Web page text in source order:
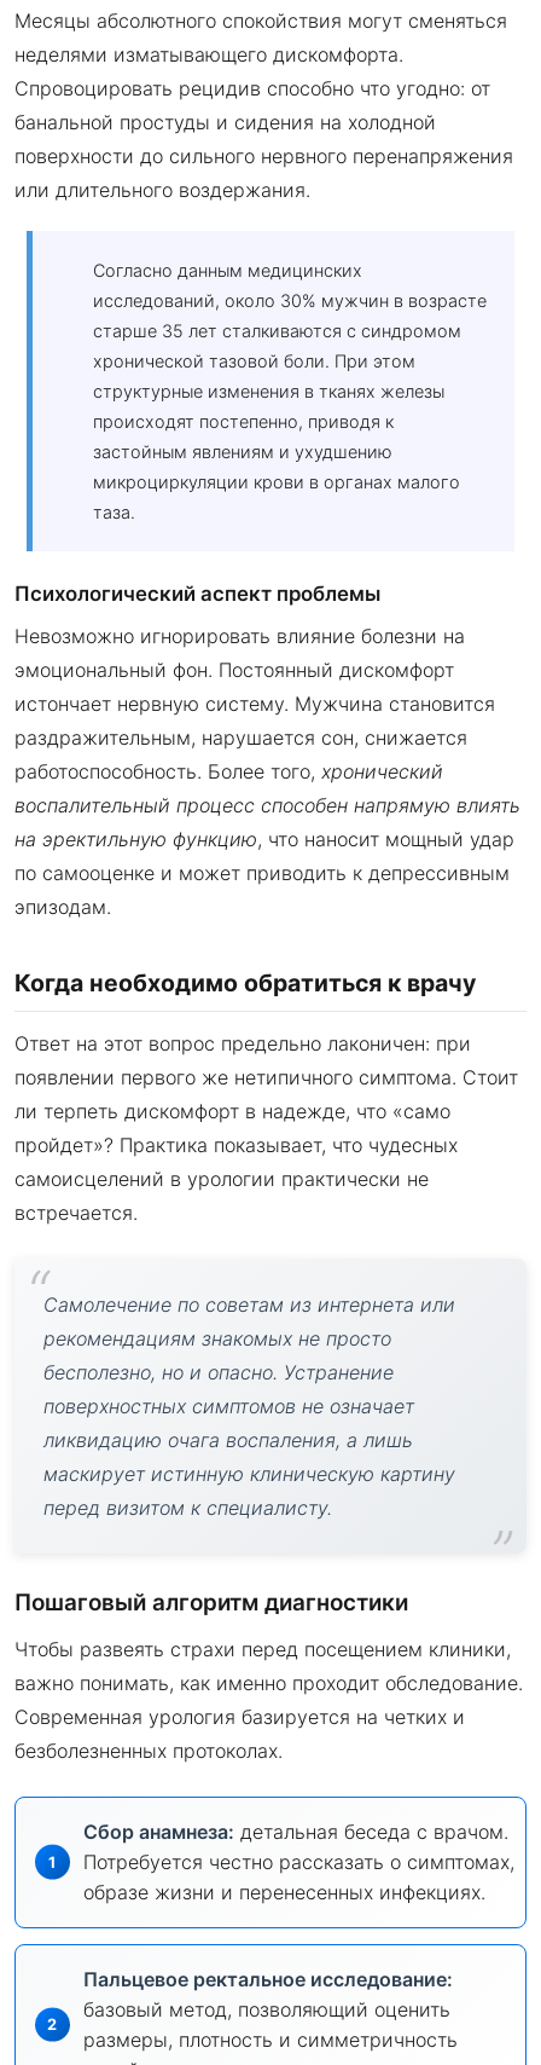
Месяцы абсолютного спокойствия могут сменяться
неделями изматывающего дискомфорта.
Спровоцировать рецидив способно что угодно: от
банальной простуды и сидения на холодной
поверхности до сильного нервного перенапряжения
или длительного воздержания.
Согласно данным медицинских
исследований, около 30% мужчин в возрасте
старше 35 лет сталкиваются с синдромом
хронической тазовой боли. При этом
структурные изменения в тканях железы
происходят постепенно, приводя к
застойным явлениям и ухудшению
микроциркуляции крови в органах малого
таза.
Психологический аспект проблемы
Невозможно игнорировать влияние болезни на
эмоциональный фон. Постоянный дискомфорт
истончает нервную систему. Мужчина становится
раздражительным, нарушается сон, снижается
работоспособность. Более того, хронический
воспалительный процесс способен напрямую влиять
на эректильную функцию, что наносит мощный удар
по самооценке и может приводить к депрессивным
эпизодам.
Когда необходимо обратиться к врачу
Ответ на этот вопрос предельно лаконичен: при
появлении первого же нетипичного симптома. Стоит
ли терпеть дискомфорт в надежде, что «само
пройдет»? Практика показывает, что чудесных
самоисцелений в урологии практически не
встречается.
Самолечение по советам из интернета или
рекомендациям знакомых не просто
бесполезно, но и опасно. Устранение
поверхностных симптомов не означает
ликвидацию очага воспаления, а лишь
маскирует истинную клиническую картину
перед визитом к специалисту.
Пошаговый алгоритм диагностики
Чтобы развеять страхи перед посещением клиники,
важно понимать, как именно проходит обследование.
Современная урология базируется на четких и
безболезненных протоколах.
Сбор анамнеза: детальная беседа с врачом.
Потребуется честно рассказать о симптомах,
образе жизни и перенесенных инфекциях.
Пальцевое ректальное исследование:
базовый метод, позволяющий оценить
размеры, плотность и симметричность